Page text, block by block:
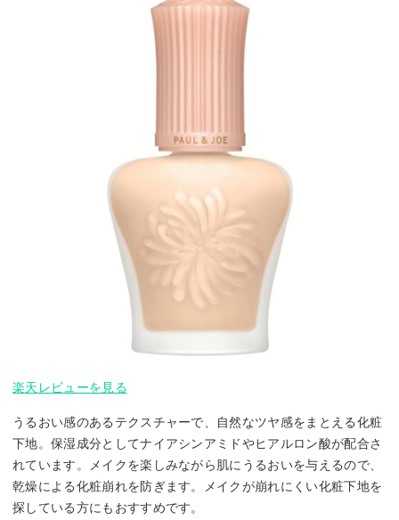
楽天レビューを見る
うるおい感のあるテクスチャーで、自然なツヤ感をまとえる化粧
下地。保湿成分としてナイアシンアミドやヒアルロン酸が配合さ
れています。メイクを楽しみながら肌にうるおいを与えるので、
乾燥による化粧崩れを防ぎます。メイクが崩れにくい化粧下地を
探している方にもおすすめです。